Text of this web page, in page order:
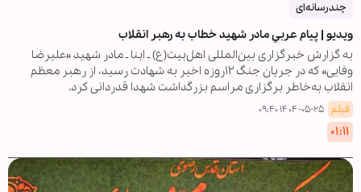
چندرسانه‌ای
ویدیو | پیام عربیِ مادر شهید خطاب به رهبر انقلاب
به گزارش خبرگزاری بین‌المللی اهل‌بیت(ع) ـ ابنا ـ مادر شهید «علیرضا
وفایی» که در جریان جنگ ۱۲روزه اخیر به شهادت رسید، از رهبر معظم
انقلاب به‌خاطر برگزاری مراسم بزرگداشت شهدا قدردانی کرد.
فیلم ۱۴۰۴-۰۵-۲۵ ۰۹:۴۰
۰۱:۱۱